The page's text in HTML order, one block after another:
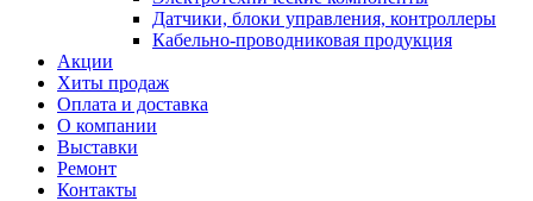
Датчики, блоки управления, контроллеры
Кабельно-проводниковая продукция
Акции
Хиты продаж
Оплата и доставка
О компании
Выставки
Ремонт
Контакты